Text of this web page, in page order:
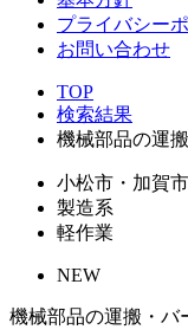
プライバシー
お問い合わせ
TOP
検索結果
機械部品の運
小松市・加賀
製造系
軽作業
NEW
機械部品の運搬・バ